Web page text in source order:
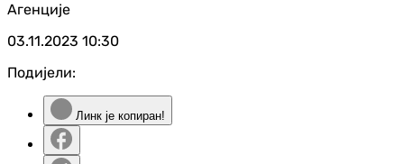
Агенције
03.11.2023 10:30
Подијели:
Линк је копиран!